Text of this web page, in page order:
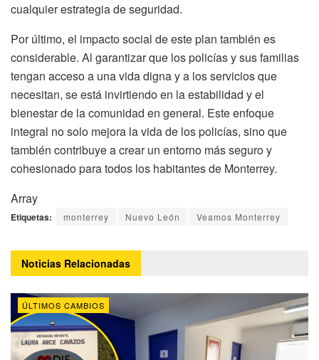
cualquier estrategia de seguridad.
Por último, el impacto social de este plan también es
considerable. Al garantizar que los policías y sus familias
tengan acceso a una vida digna y a los servicios que
necesitan, se está invirtiendo en la estabilidad y el
bienestar de la comunidad en general. Este enfoque
integral no solo mejora la vida de los policías, sino que
también contribuye a crear un entorno más seguro y
cohesionado para todos los habitantes de Monterrey.
Array
Etiquetas: monterrey Nuevo León Veamos Monterrey
Noticias Relacionadas
ÚLTIMOS CAMBIOS